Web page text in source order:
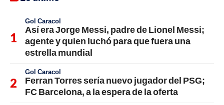
Gol Caracol
Así era Jorge Messi, padre de Lionel Messi;
agente y quien luchó para que fuera una
estrella mundial
Gol Caracol
Ferran Torres sería nuevo jugador del PSG;
FC Barcelona, a la espera de la oferta